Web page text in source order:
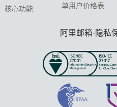
核心功能
单用户价格表
阿里邮箱·隐私